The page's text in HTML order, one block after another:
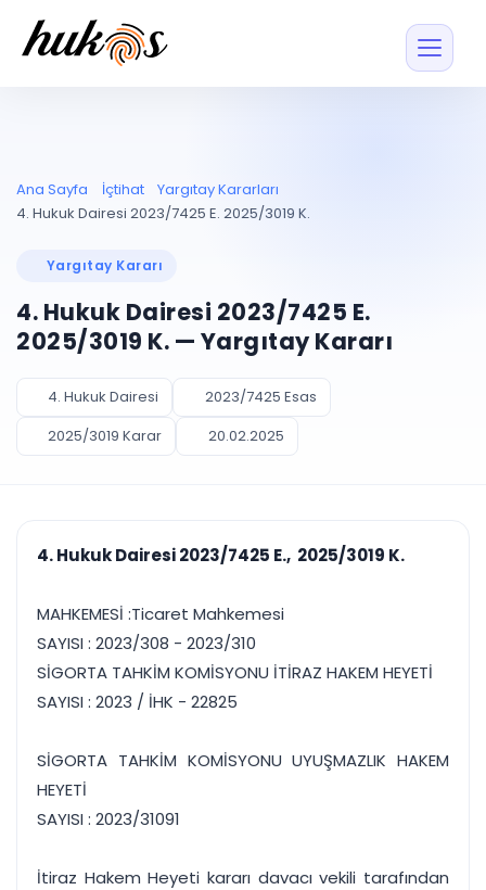
Entegrasyonu
UYAP ile otomatik
UYAP Evrak
Entegrasyonu
UETS Entegrasyonu
Tebligatları anında
Müvekkil ve taraf
Vekalet
PLANLAMA & TAKİP
Pano ve Takip
Duruşma ve görev
takvimi
Bildirim
takibi
Tek panelde uçtan uca yönetim
UYAP & UETS entegrasyonundan finansa, hepsi bir arada.
Blog
Ücretsiz Başlayın Giriş Yap
Ana Sayfa İçtihat
Yargıtay Kararları
4. Hukuk Dairesi 2023/7425 E. 2025/3019 K.
Yargıtay Kararı
4. Hukuk Dairesi 2023/7425 E.
2025/3019 K. — Yargıtay Kararı
4. Hukuk Dairesi
2023/7425 Esas
2025/3019 Karar
20.02.2025
4. Hukuk Dairesi 2023/7425 E., 2025/3019 K.
MAHKEMESİ :Ticaret Mahkemesi
SAYISI : 2023/308 - 2023/310
SİGORTA TAHKİM KOMİSYONU İTİRAZ HAKEM HEYETİ
SAYISI : 2023 / İHK - 22825
SİGORTA TAHKİM KOMİSYONU UYUŞMAZLIK HAKEM
HEYETİ
SAYISI : 2023/31091
İtiraz Hakem Heyeti kararı davacı vekili tarafından